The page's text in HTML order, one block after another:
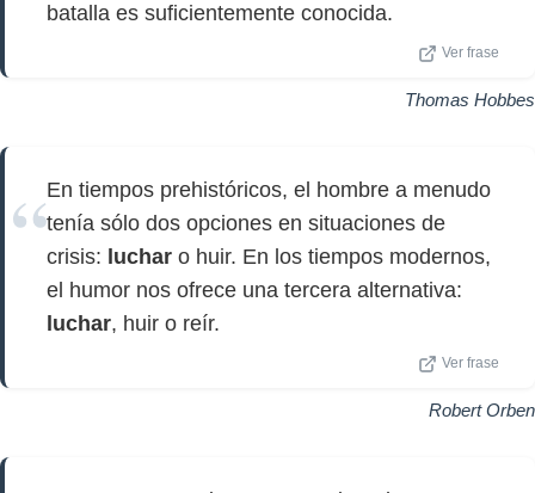
batalla es suficientemente conocida.
Ver frase
Thomas Hobbes
En tiempos prehistóricos, el hombre a menudo
tenía sólo dos opciones en situaciones de
crisis: luchar o huir. En los tiempos modernos,
el humor nos ofrece una tercera alternativa:
luchar, huir o reír.
Ver frase
Robert Orben